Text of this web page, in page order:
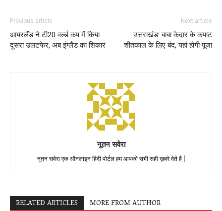
Previous article
आयरलैंड ने टी20 वर्ल्ड कप में किया
दूसरा उलटफेर, अब इंग्लैंड का शिकार
Next article
उत्तराखंड: बाबा केदार के कपाट
शीतकाल के लिए बंद, यहां होगी पूजा
नूतन सवेरा
नूतन सवेरा एक ऑनलाइन हिंदी पोर्टल हम आपको सभी सही ख़बरे देते है |
RELATED ARTICLES MORE FROM AUTHOR